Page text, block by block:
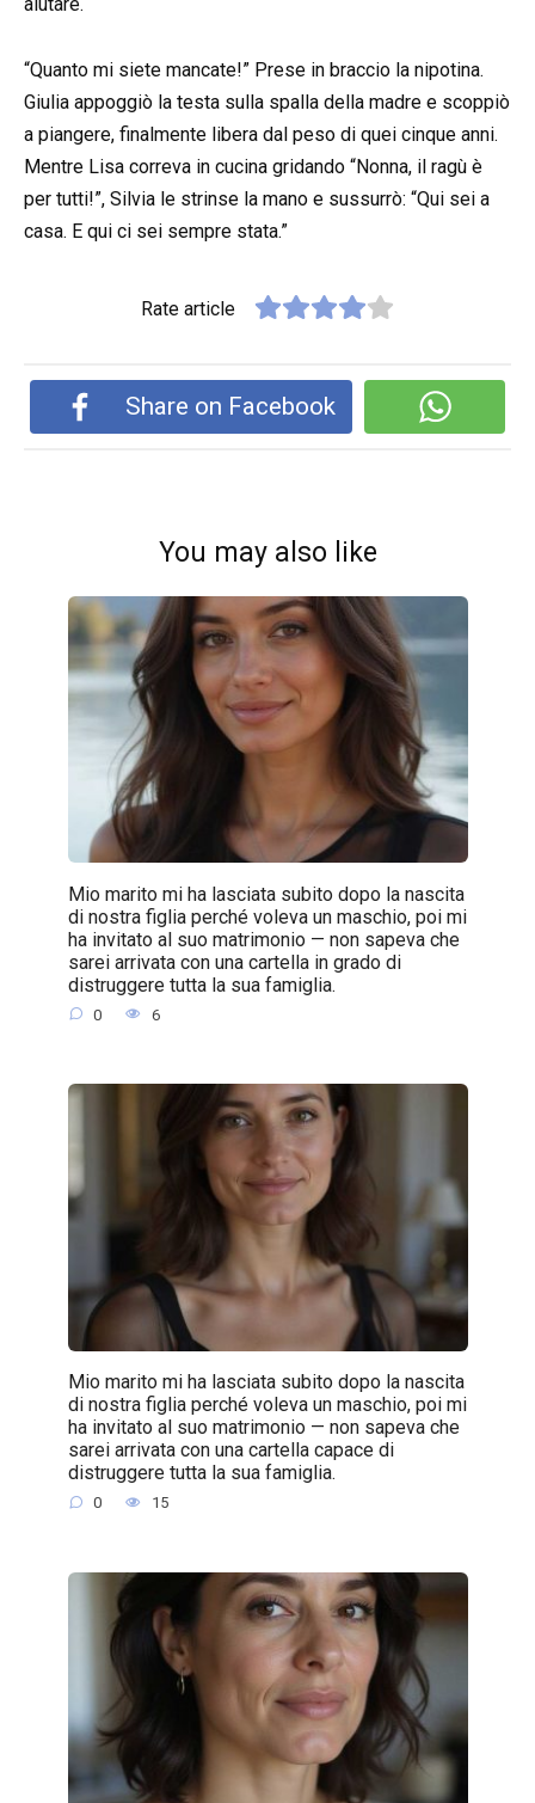
aiutare.
“Quanto mi siete mancate!” Prese in braccio la nipotina.
Giulia appoggiò la testa sulla spalla della madre e scoppiò
a piangere, finalmente libera dal peso di quei cinque anni.
Mentre Lisa correva in cucina gridando “Nonna, il ragù è
per tutti!”, Silvia le strinse la mano e sussurrò: “Qui sei a
casa. E qui ci sei sempre stata.”
Rate article
Share on Facebook
You may also like
Mio marito mi ha lasciata subito dopo la nascita
di nostra figlia perché voleva un maschio, poi mi
ha invitato al suo matrimonio — non sapeva che
sarei arrivata con una cartella in grado di
distruggere tutta la sua famiglia.
0 6
Mio marito mi ha lasciata subito dopo la nascita
di nostra figlia perché voleva un maschio, poi mi
ha invitato al suo matrimonio — non sapeva che
sarei arrivata con una cartella capace di
distruggere tutta la sua famiglia.
0 15